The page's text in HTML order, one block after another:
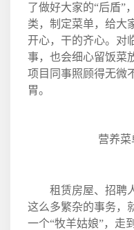
了做好大家的“后盾”
类，制定菜单，给大
开心，干的齐心。对
事，也会细心留饭菜
项目同事照顾得无微
胃。
营养菜
租赁房屋、招聘
这么多繁杂的事务，
一个“牧羊姑娘”，走